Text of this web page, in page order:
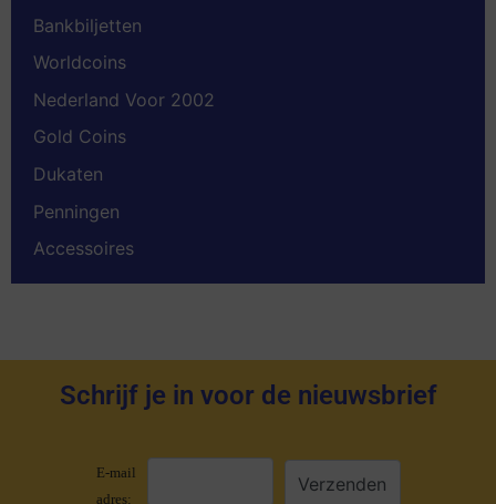
Bankbiljetten
Worldcoins
Nederland Voor 2002
Gold Coins
Dukaten
Penningen
Accessoires
Schrijf je in voor de nieuwsbrief
E-mail
adres: